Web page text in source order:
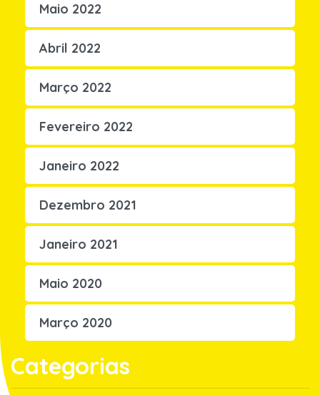
Maio 2022
Abril 2022
Março 2022
Fevereiro 2022
Janeiro 2022
Dezembro 2021
Janeiro 2021
Maio 2020
Março 2020
Categorias